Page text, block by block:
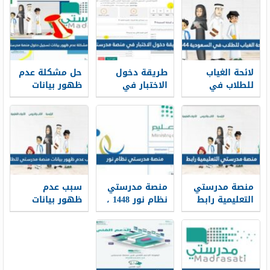
لائحة الغياب
للطلاب في
السعودية 1448
طريقة دخول
الاختبار في
منصة مدرستي
1448
حل مشكلة عدم
ظهور بيانات
تسجيل دخول
منصة مدرستي
منصة مدرستي
التعليمية رابط
دخول مباشر
1448
منصة مدرستي
نظام نور 1448 ،
شرح تسجيل
دخول منصة
مدرستي عبر
نظام نور
سبب عدم
ظهور بيانات
منصة مدرستي